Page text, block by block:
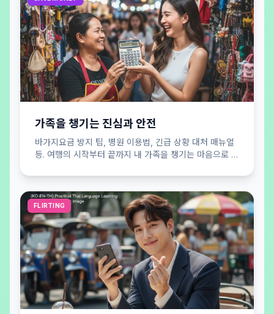
가족을 챙기는 진심과 안전
바가지요금 방지 팁, 병원 이용법, 긴급 상황 대처 매뉴얼
등. 여행의 시작부터 끝까지 내 가족을 챙기는 마음으로 당
FLIRTING